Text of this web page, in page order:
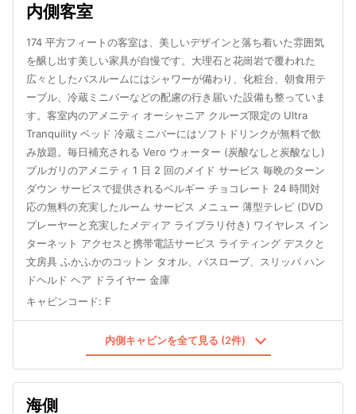
内側客室
174 平方フィートの客室は、美しいデザインと落ち着いた雰囲気
を醸し出す美しい家具が自慢です。大理石と花崗岩で覆われた
広々としたバスルームにはシャワーが備わり、化粧台、朝食用テ
ーブル、冷蔵ミニバーなどの配慮の行き届いた設備も整っていま
す。客室内のアメニティ オーシャニア クルーズ限定の Ultra
Tranquility ベッド 冷蔵ミニバーにはソフトドリンクが無料で飲
み放題。毎日補充される Vero ウォーター (炭酸なしと炭酸なし)
ブルガリのアメニティ 1 日 2 回のメイド サービス 毎晩のターン
ダウン サービスで提供されるベルギー チョコレート 24 時間対
応の無料の充実したルーム サービス メニュー 薄型テレビ (DVD
プレーヤーと充実したメディア ライブラリ付き) ワイヤレス イン
ターネット アクセスと携帯電話サービス ライティング デスクと
文房具 ふかふかのコットン タオル、バスローブ、スリッパ ハン
ドヘルド ヘア ドライヤー 金庫
キャビンコード: F
内側キャビンを全て見る (2件)
海側